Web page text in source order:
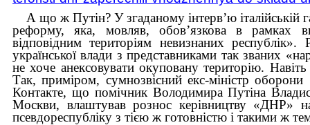
А що ж Путін? У згаданому інтерв’ю італійській
реформу, яка, мовляв, обов’язкова в рамках
відповідним територіям невизнаних
української влади з представниками так званих
не хоче анексовувати окуповану територію.
Так, приміром, сумнозвісний екс-міністр
Контакте, що помічник Володимира Путіна
Москви, влаштував рознос керівництву «ДНР»
псевдореспубліку з тією ж готовністю і такими ж